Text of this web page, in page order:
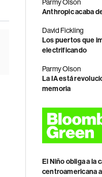
Parmy Olson
Anthropic acaba
David Fickling
Los puertos que
electrificando
Parmy Olson
La IA está
memoria
El Niño obliga a la
centroamericana